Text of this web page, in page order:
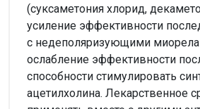
(суксаметония хлорид,
усиление эффективности
с недеполяризующими
ослабление эффективности
способности стимулировать
ацетилхолина. Лекарственное